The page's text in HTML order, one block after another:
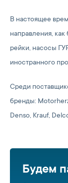
В настоящее
направления,
рейки, насосы
иностранного
Среди
бренды:
Denso, Krauf,
Будем